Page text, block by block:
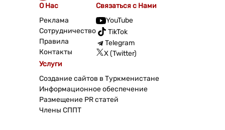
О Нас
Реклама
Сотрудничество
Правила
Контакты
Связаться с Нами
YouTube
TikTok
Telegram
X (Twitter)
Услуги
Создание сайтов в Туркменистане
Информационное обеспечение
Размещение PR статей
Члены СППТ